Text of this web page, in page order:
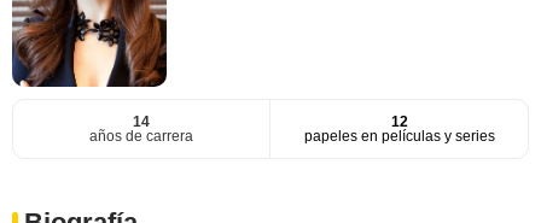
14
años de carrera
12
papeles en películas y series